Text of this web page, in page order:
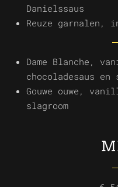
Danielssaus
Reuze garnalen,
Dame Blanche,
chocoladesaus en
Gouwe ouwe,
slagroom